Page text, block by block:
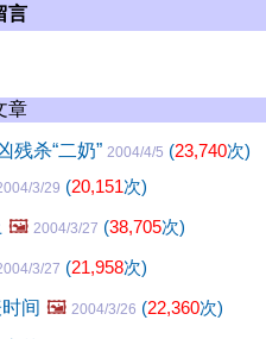
言
章
残杀“二奶” 2004/4/5 (23,740次)
3/29 (20,151次)
🖼️ 2004/3/27 (38,705次)
3/27 (21,958次)
间 🖼️ 2004/3/26 (22,360次)